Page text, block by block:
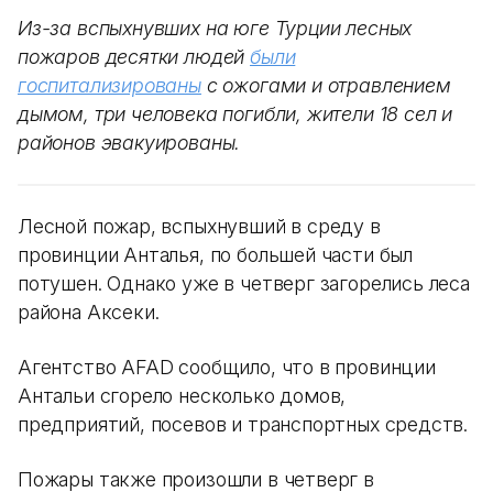
Из-за вспыхнувших на юге Турции лесных
пожаров десятки людейбыли
госпитализированыс ожогами и отравлением
дымом, три человека погибли, жители 18 сел и
районов эвакуированы.
Лесной пожар, вспыхнувший в среду в
провинции Анталья, по большей части был
потушен. Однако уже в четверг загорелись леса
района Аксеки.
Агентство AFAD сообщило, что в провинции
Антальи сгорело несколько домов,
предприятий, посевов и транспортных средств.
Пожары также произошли в четверг в